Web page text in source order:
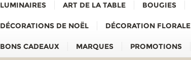
LUMINAIRES ART DE LA TABLE BOUGIES
DÉCORATIONS DE NOËL DÉCORATION FLORALE
BONS CADEAUX MARQUES PROMOTIONS